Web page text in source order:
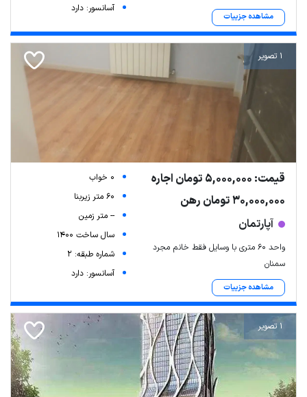
مشاهده جزییات
آسانسور: دارد
1 تصویر
قیمت: 5,000,000 تومان اجاره
30,000,000 تومان رهن
آپارتمان
واحد ۶۰ متری با وسایل فقط خانم مجرد
سمنان
مشاهده جزییات
0 خواب
60 متر زیربنا
-- متر زمین
سال ساخت 1400
شماره طبقه: 2
آسانسور: دارد
1 تصویر